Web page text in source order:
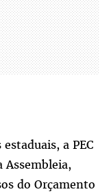
a PEC
do Orçamento